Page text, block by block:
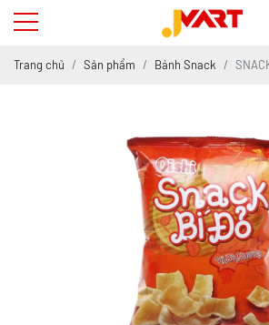
Trang chủ Sản phẩm Bánh Snack